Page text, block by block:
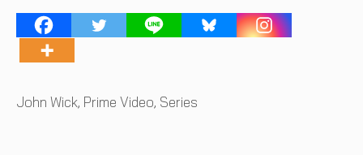
Tags
John Wick, Prime Video, Series